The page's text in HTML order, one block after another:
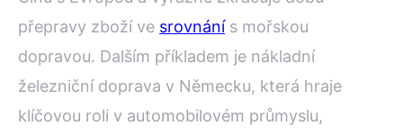
přepravy zboží ve srovnánís mořskou
dopravou. Dalším příkladem je nákladní
železniční doprava v Německu, která hraje
klíčovou roli v automobilovém průmyslu,